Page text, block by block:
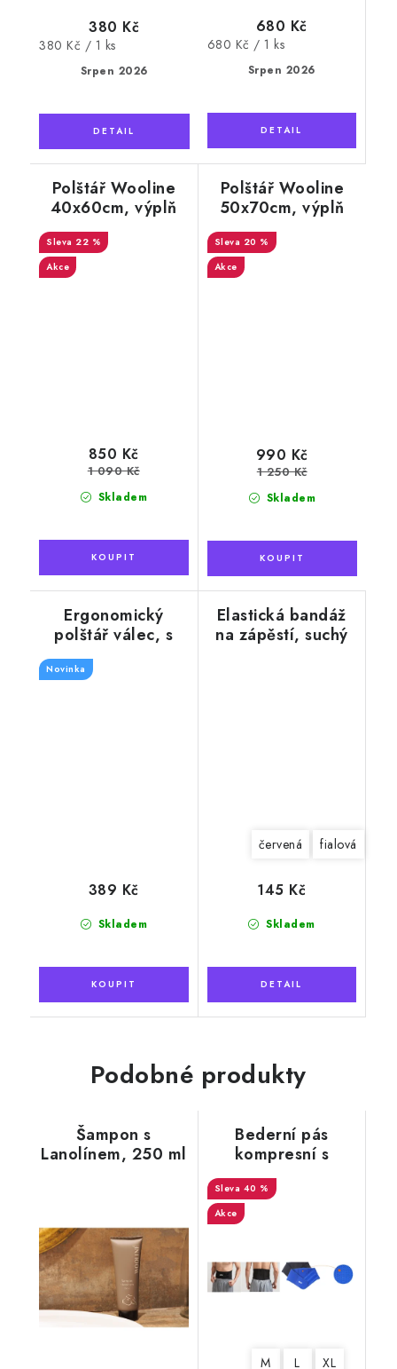
Srpen 2026
380 Kč
Měrná
380 Kč / 1 ks
Srpen 2026
680 Kč
Měrná
680 Kč / 1 ks
Polštář Wooline
40x60cm, výplň
100% ovčí vlna
22 %
Akce
Skladem
850 Kč
1 090 Kč
Polštář Wooline
50x70cm, výplň
100% ovčí vlna
20 %
Akce
Skladem
990 Kč
1 250 Kč
Ergonomický
polštář válec, s
výplní s ovčí vlny,
13 x 50 cm
Novinka
Skladem
389 Kč
Elastická bandáž
na zápěstí, suchý
červená fialová
Skladem
145 Kč
Podobné produkty
Šampon s
Lanolínem, 250 ml
Bederní pás
kompresní s
výztuží, hladký,
černý
40 %
Akce
M L XL